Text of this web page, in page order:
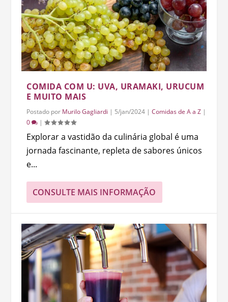
COMIDA COM U: UVA, URAMAKI, URUCUM
E MUITO MAIS
Postado por Murilo Gagliardi | 5/jan/2024 |Comidas de A a Z |
0
|
Explorar a vastidão da culinária global é uma
jornada fascinante, repleta de sabores únicos
e...
CONSULTE MAIS INFORMAÇÃO